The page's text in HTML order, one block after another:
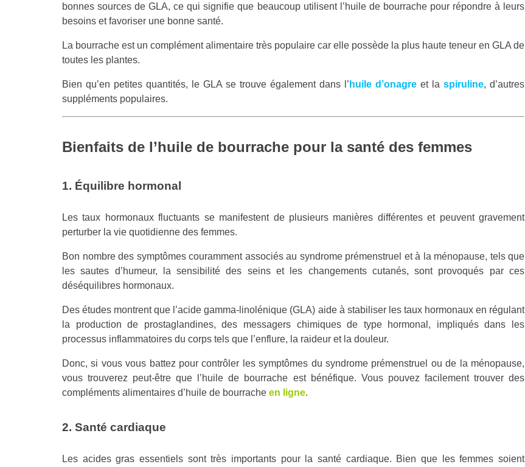
bonnes sources de GLA, ce qui signifie que beaucoup utilisent l’huile de bourrache pour répondre à leurs
besoins et favoriser une bonne santé.
La bourrache est un complément alimentaire très populaire car elle possède la plus haute teneur en GLA de
toutes les plantes.
Bien qu’en petites quantités, le GLA se trouve également dans l’ huile d’onagre et la spiruline, d’autres
suppléments populaires.
Bienfaits de l’huile de bourrache pour la santé des femmes
1. Équilibre hormonal
Les taux hormonaux fluctuants se manifestent de plusieurs manières différentes et peuvent gravement
perturber la vie quotidienne des femmes.
Bon nombre des symptômes couramment associés au syndrome prémenstruel et à la ménopause, tels que
les sautes d’humeur, la sensibilité des seins et les changements cutanés, sont provoqués par ces
déséquilibres hormonaux.
Des études montrent que l’acide gamma-linolénique (GLA) aide à stabiliser les taux hormonaux en régulant
la production de prostaglandines, des messagers chimiques de type hormonal, impliqués dans les
processus inflammatoires du corps tels que l’enflure, la raideur et la douleur.
Donc, si vous vous battez pour contrôler les symptômes du syndrome prémenstruel ou de la ménopause,
vous trouverez peut-être que l’huile de bourrache est bénéfique. Vous pouvez facilement trouver des
compléments alimentaires d’huile de bourrache en ligne.
2. Santé cardiaque
Les acides gras essentiels sont très importants pour la santé cardiaque. Bien que les femmes soient